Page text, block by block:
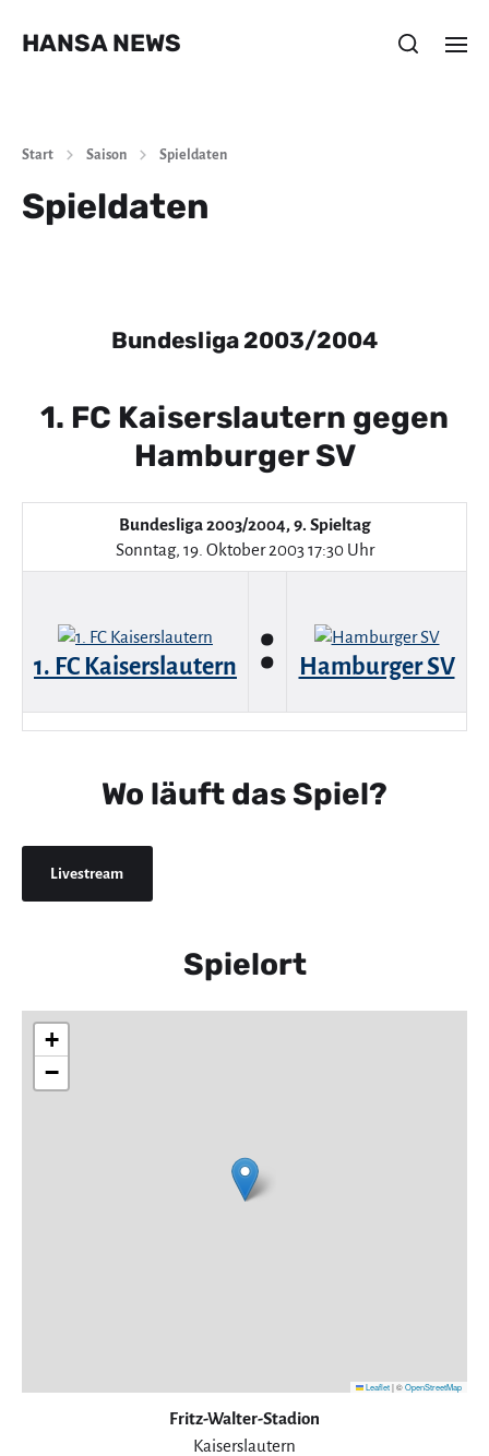
HANSA NEWS
Start Saison Spieldaten
Spieldaten
Bundesliga 2003/2004
1. FC Kaiserslautern gegen
Hamburger SV
Bundesliga 2003/2004, 9. Spieltag
Sonntag, 19. Oktober 2003 17:30 Uhr
1. FC Kaiserslautern : Hamburger SV
Wo läuft das Spiel?
Livestream
Spielort
+
−
Leaflet|©OpenStreetMap
Fritz-Walter-Stadion
Kaiserslautern